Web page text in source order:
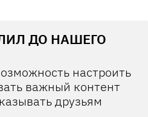
ДО НАШЕГО
настроить
важный контент
друзьям